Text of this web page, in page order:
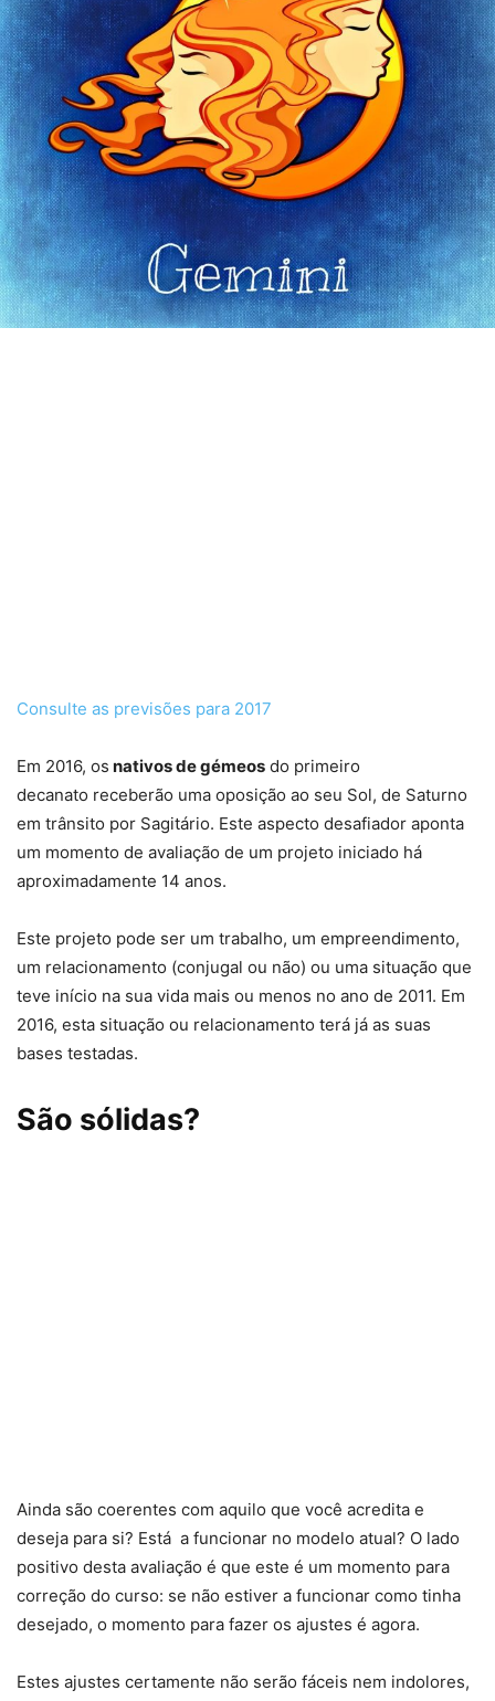
Consulte as previsões para 2017
Em 2016, os nativos de gémeos do primeiro
decanato receberão uma oposição ao seu Sol, de Saturno
em trânsito por Sagitário. Este aspecto desafiador aponta
um momento de avaliação de um projeto iniciado há
aproximadamente 14 anos.
Este projeto pode ser um trabalho, um empreendimento,
um relacionamento (conjugal ou não) ou uma situação que
teve início na sua vida mais ou menos no ano de 2011. Em
2016, esta situação ou relacionamento terá já as suas
bases testadas.
São sólidas?
Ainda são coerentes com aquilo que você acredita e
deseja para si? Está a funcionar no modelo atual? O lado
positivo desta avaliação é que este é um momento para
correção do curso: se não estiver a funcionar como tinha
desejado, o momento para fazer os ajustes é agora.
Estes ajustes certamente não serão fáceis nem indolores,